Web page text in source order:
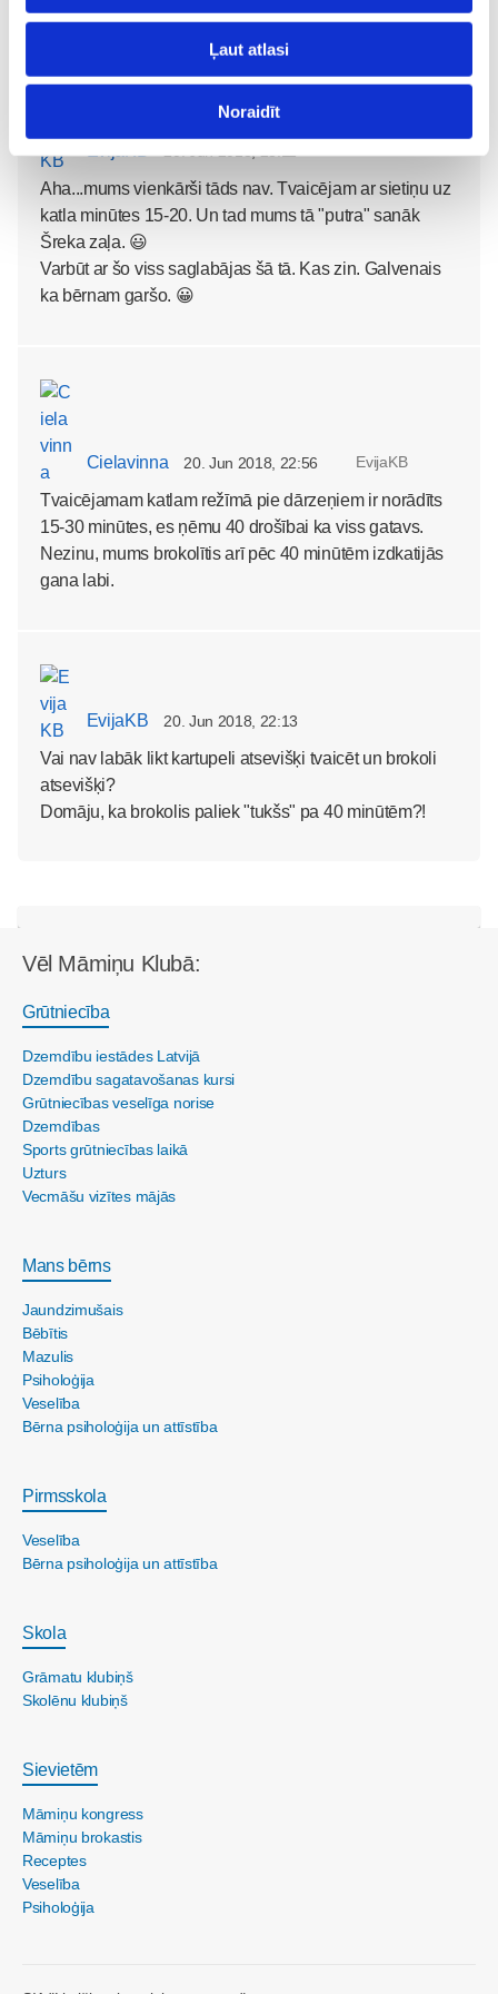
Ļaut atlasi
Noraidīt
Aha...mums vienkārši tāds nav. Tvaicējam ar sietiņu uz
katla minūtes 15-20. Un tad mums tā "putra" sanāk
Šreka zaļa. 😃
Varbūt ar šo viss saglabājas šā tā. Kas zin. Galvenais
ka bērnam garšo. 😀
Cielavinna 20. Jun 2018, 22:56 EvijaKB
Tvaicējamam katlam režīmā pie dārzeņiem ir norādīts
15-30 minūtes, es ņēmu 40 drošībai ka viss gatavs.
Nezinu, mums brokolītis arī pēc 40 minūtēm izdkatijās
gana labi.
EvijaKB 20. Jun 2018, 22:13
Vai nav labāk likt kartupeli atsevišķi tvaicēt un brokoli
atsevišķi?
Domāju, ka brokolis paliek "tukšs" pa 40 minūtēm?!
Vēl Māmiņu Klubā:
Grūtniecība
Dzemdību iestādes Latvijā
Dzemdību sagatavošanas kursi
Grūtniecības veselīga norise
Dzemdības
Sports grūtniecības laikā
Uzturs
Vecmāšu vizītes mājās
Mans bērns
Jaundzimušais
Bēbītis
Mazulis
Psiholoģija
Veselība
Bērna psiholoģija un attīstība
Pirmsskola
Veselība
Bērna psiholoģija un attīstība
Skola
Grāmatu klubiņš
Skolēnu klubiņš
Sievietēm
Māmiņu kongress
Māmiņu brokastis
Receptes
Veselība
Psiholoģija